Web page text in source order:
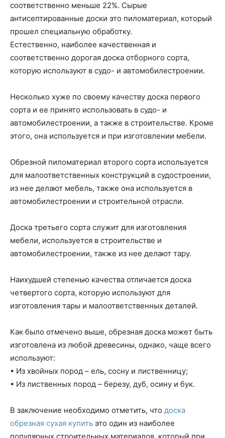
соответственно меньше 22%. Сырые
антисептированные доски это пиломатериал, который
прошел специальную обработку.
Естественно, наиболее качественная и
соответственно дорогая доска отборного сорта,
которую используют в судо- и автомобилестроении.
Несколько хуже по своему качеству доска первого
сорта и ее принято использовать в судо- и
автомобилестроении, а также в строительстве. Кроме
этого, она используется и при изготовлении мебели.
Обрезной пиломатериал второго сорта используется
для малоответственных конструкций в судостроении,
из нее делают мебель, также она используется в
автомобилестроении и строительной отрасли.
Доска третьего сорта служит для изготовления
мебели, используется в строительстве и
автомобилестроении, также из нее делают тару.
Наихудшей степенью качества отличается доска
четвертого сорта, которую используют для
изготовления тары и малоответственных деталей.
Как было отмечено выше, обрезная доска может быть
изготовлена из любой древесины, однако, чаще всего
используют:
• Из хвойных пород – ель, сосну и лиственницу;
• Из лиственных пород – березу, дуб, осину и бук.
В заключение необходимо отметить, что доска
обрезная сухая купить это один из наиболее